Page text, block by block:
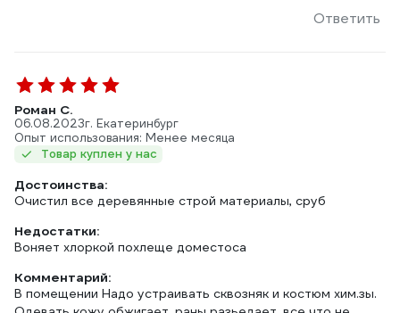
Ответить
Роман С.
06.08.2023г. Екатеринбург
Опыт использования: Менее месяца
Товар куплен у нас
Достоинства:
Очистил все деревянные строй материалы, сруб
Недостатки:
Воняет хлоркой похлеще доместоса
Комментарий:
В помещении Надо устраивать сквозняк и костюм хим.зы.